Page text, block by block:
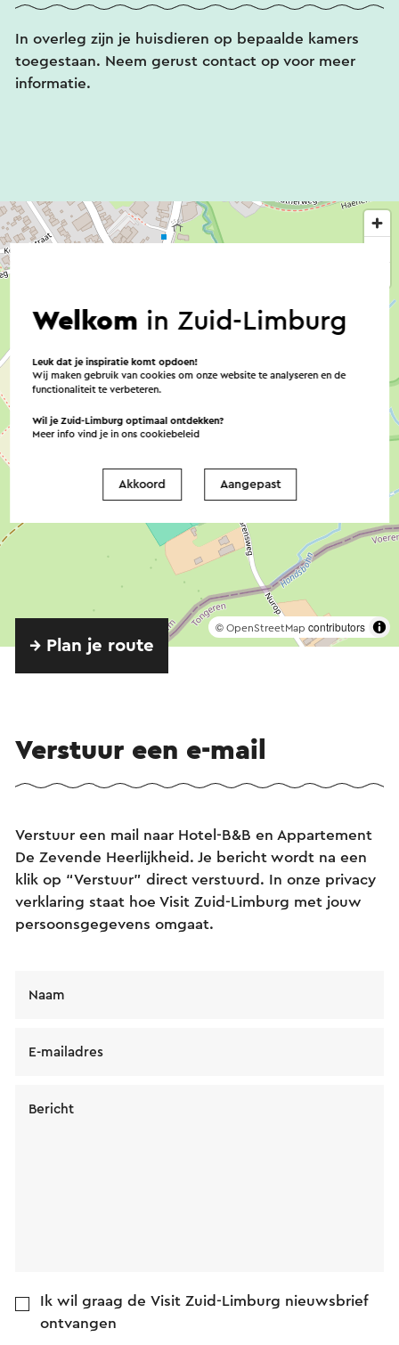
In overleg zijn je huisdieren op bepaalde kamers
toegestaan. Neem gerust contact op voor meer
informatie.
© OpenStreetMap contributors
→ Plan je route
Verstuur een e-mail
Verstuur een mail naar Hotel-B&B en Appartement
De Zevende Heerlijkheid. Je bericht wordt na een
klik op “Verstuur” direct verstuurd. In onze privacy
verklaring staat hoe Visit Zuid-Limburg met jouw
persoonsgegevens omgaat.
Naam
E-mailadres
Bericht
Ik wil graag de Visit Zuid-Limburg nieuwsbrief
ontvangen
Welkom in Zuid-Limburg
Leuk dat je inspiratie komt opdoen!
Wij maken gebruik van cookies om onze website te analyseren en de
functionaliteit te verbeteren.
Wil je Zuid-Limburg optimaal ontdekken?
Meer info vind je in onscookiebeleid
Akkoord Aangepast